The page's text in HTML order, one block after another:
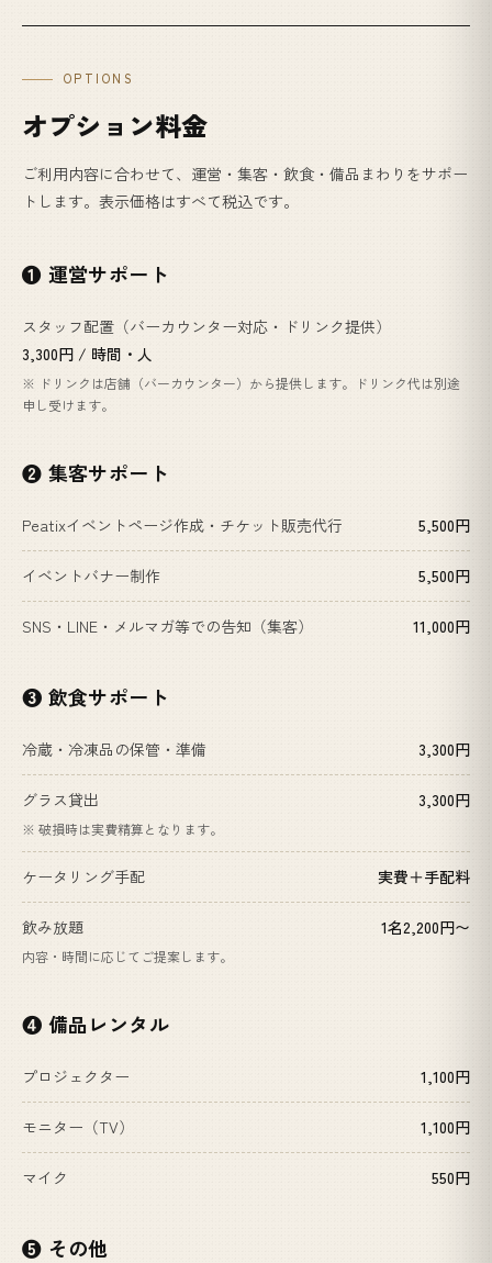
OPTIONS
オプション料金
ご利用内容に合わせて、運営・集客・飲食・備品まわりをサポー
トします。表示価格はすべて税込です。
❶ 運営サポート
スタッフ配置（バーカウンター対応・ドリンク提供）
3,300円 / 時間・人
※ ドリンクは店舗（バーカウンター）から提供します。ドリンク代は別途
申し受けます。
❷ 集客サポート
Peatixイベントページ作成・チケット販売代行 5,500円
イベントバナー制作 5,500円
SNS・LINE・メルマガ等での告知（集客） 11,000円
❸ 飲食サポート
冷蔵・冷凍品の保管・準備 3,300円
グラス貸出 3,300円
※ 破損時は実費精算となります。
ケータリング手配 実費＋手配料
飲み放題 1名2,200円〜
内容・時間に応じてご提案します。
❹ 備品レンタル
プロジェクター 1,100円
モニター（TV） 1,100円
マイク 550円
❺ その他